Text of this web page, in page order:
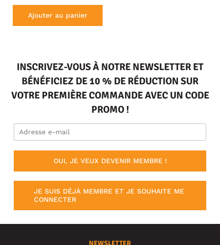
Ajouter au panier
INSCRIVEZ-VOUS À NOTRE NEWSLETTER ET
BÉNÉFICIEZ DE 10 % DE RÉDUCTION SUR
VOTRE PREMIÈRE COMMANDE AVEC UN CODE
PROMO !
OUI, JE VEUX DEVENIR MEMBRE !
JE SUIS DÉJÀ MEMBRE ET JE SOUHAITE ME
CONNECTER